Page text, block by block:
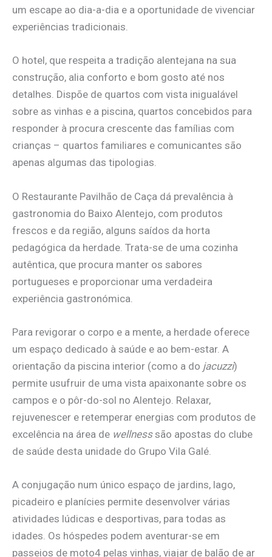
um escape ao dia-a-dia e a oportunidade de vivenciar
experiências tradicionais.
O hotel, que respeita a tradição alentejana na sua
construção, alia conforto e bom gosto até nos
detalhes. Dispõe de quartos com vista inigualável
sobre as vinhas e a piscina, quartos concebidos para
responder à procura crescente das famílias com
crianças – quartos familiares e comunicantes são
apenas algumas das tipologias.
O Restaurante Pavilhão de Caça dá prevalência à
gastronomia do Baixo Alentejo, com produtos
frescos e da região, alguns saídos da horta
pedagógica da herdade. Trata-se de uma cozinha
autêntica, que procura manter os sabores
portugueses e proporcionar uma verdadeira
experiência gastronómica.
Para revigorar o corpo e a mente, a herdade oferece
um espaço dedicado à saúde e ao bem-estar. A
orientação da piscina interior (como a do jacuzzi)
permite usufruir de uma vista apaixonante sobre os
campos e o pôr-do-sol no Alentejo. Relaxar,
rejuvenescer e retemperar energias com produtos de
excelência na área de wellnesssão apostas do clube
de saúde desta unidade do Grupo Vila Galé.
A conjugação num único espaço de jardins, lago,
picadeiro e planícies permite desenvolver várias
atividades lúdicas e desportivas, para todas as
idades. Os hóspedes podem aventurar-se em
passeios de moto4 pelas vinhas, viajar de balão de ar